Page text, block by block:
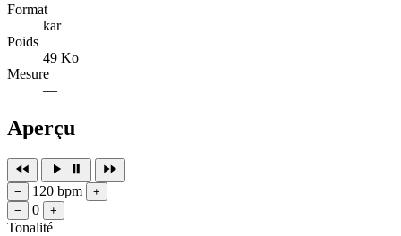
Format
kar
Poids
49 Ko
Mesure
—
Aperçu
− 120 bpm
+
−
0 +
Tonalité